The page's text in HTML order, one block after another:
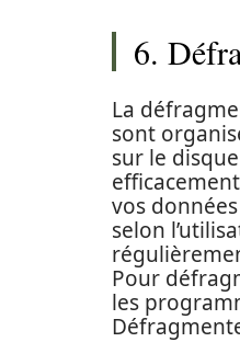
6.
La
sont
sur le
vos
selon
Pour
les